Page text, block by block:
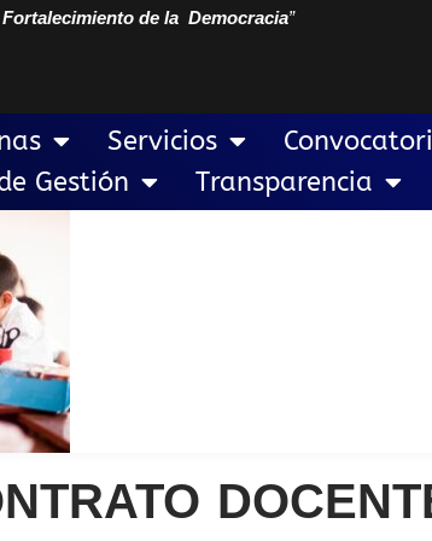
de la Democracia”
Servicios
Gestión
Transparencia